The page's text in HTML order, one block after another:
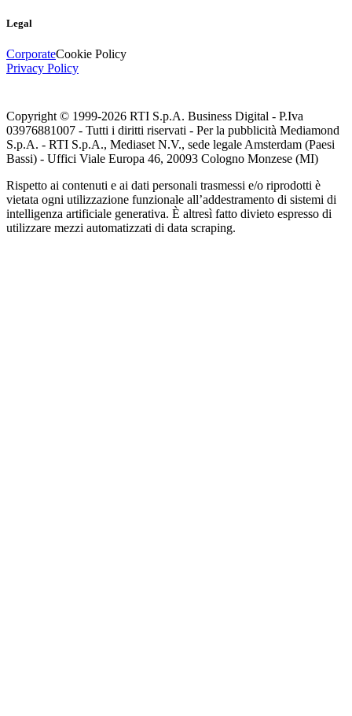
Legal
CorporateCookie Policy
Privacy Policy
Copyright © 1999-2026 RTI S.p.A. Business Digital - P.Iva
03976881007 - Tutti i diritti riservati - Per la pubblicità Mediamond
S.p.A. - RTI S.p.A., Mediaset N.V., sede legale Amsterdam (Paesi
Bassi) - Uffici Viale Europa 46, 20093 Cologno Monzese (MI)
Rispetto ai contenuti e ai dati personali trasmessi e/o riprodotti è
vietata ogni utilizzazione funzionale all’addestramento di sistemi di
intelligenza artificiale generativa. È altresì fatto divieto espresso di
utilizzare mezzi automatizzati di data scraping.